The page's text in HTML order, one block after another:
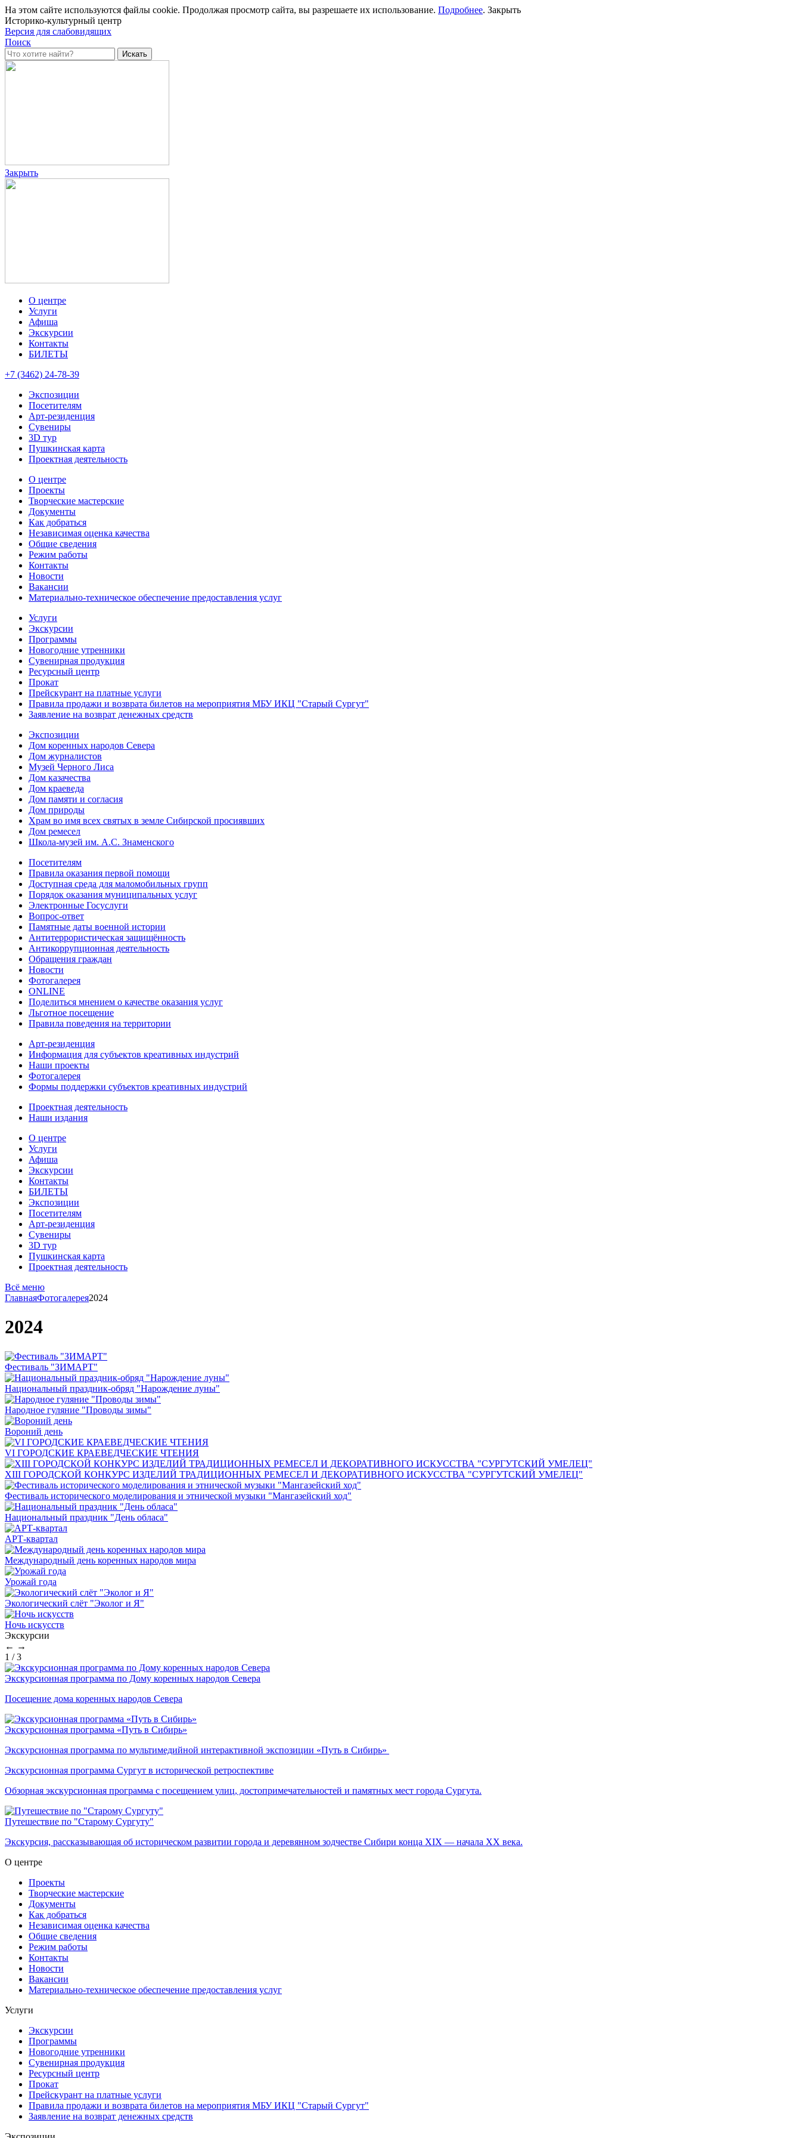
На этом сайте используются файлы cookie. Продолжая просмотр сайта, вы разрешаете их использование. Подробнее. Закрыть
Историко-культурный центр
Версия для слабовидящих
Поиск
Закрыть
О центре
Услуги
Афиша
Экскурсии
Контакты
БИЛЕТЫ
+7 (3462) 24-78-39
Экспозиции
Посетителям
Арт-резиденция
Сувениры
3D тур
Пушкинская карта
Проектная деятельность
О центре
Проекты
Творческие мастерские
Документы
Как добраться
Независимая оценка качества
Общие сведения
Режим работы
Контакты
Новости
Вакансии
Материально-техническое обеспечение предоставления услуг
Услуги
Экскурсии
Программы
Новогодние утренники
Сувенирная продукция
Ресурсный центр
Прокат
Прейскурант на платные услуги
Правила продажи и возврата билетов на мероприятия МБУ ИКЦ "Старый Сургут"
Заявление на возврат денежных средств
Экспозиции
Дом коренных народов Севера
Дом журналистов
Музей Черного Лиса
Дом казачества
Дом краеведа
Дом памяти и согласия
Дом природы
Храм во имя всех святых в земле Сибирской просиявших
Дом ремесел
Школа-музей им. А.С. Знаменского
Посетителям
Правила оказания первой помощи
Доступная среда для маломобильных групп
Порядок оказания муниципальных услуг
Электронные Госуслуги
Вопрос-ответ
Памятные даты военной истории
Антитеррористическая защищённость
Антикоррупционная деятельность
Обращения граждан
Новости
Фотогалерея
ONLINE
Поделиться мнением о качестве оказания услуг
Льготное посещение
Правила поведения на территории
Арт-резиденция
Информация для субъектов креативных индустрий
Наши проекты
Фотогалерея
Формы поддержки субъектов креативных индустрий
Проектная деятельность
Наши издания
О центре
Услуги
Афиша
Экскурсии
Контакты
БИЛЕТЫ
Экспозиции
Посетителям
Арт-резиденция
Сувениры
3D тур
Пушкинская карта
Проектная деятельность
Всё меню
ГлавнаяФотогалерея2024
2024
Фестиваль "ЗИМАРТ"
Национальный праздник-обряд "Нарождение луны"
Народное гуляние "Проводы зимы"
Вороний день
VI ГОРОДСКИЕ КРАЕВЕДЧЕСКИЕ ЧТЕНИЯ
XIII ГОРОДСКОЙ КОНКУРС ИЗДЕЛИЙ ТРАДИЦИОННЫХ РЕМЕСЕЛ И ДЕКОРАТИВНОГО ИСКУССТВА "СУРГУТСКИЙ УМЕЛЕЦ"
Фестиваль исторического моделирования и этнической музыки "Мангазейский ход"
Национальный праздник "День обласа"
АРТ-квартал
Международный день коренных народов мира
Урожай года
Экологический слёт "Эколог и Я"
Ночь искусств
Экскурсии
← →
1 / 3
Экскурсионная программа по Дому коренных народов Севера
Посещение дома коренных народов Севера
Экскурсионная программа «Путь в Сибирь»
Экскурсионная программа по мультимедийной интерактивной экспозиции «Путь в Сибирь»
Экскурсионная программа Сургут в исторической ретроспективе
Обзорная экскурсионная программа с посещением улиц, достопримечательностей и памятных мест города Сургута.
Путешествие по "Старому Сургуту"
Экскурсия, рассказывающая об историческом развитии города и деревянном зодчестве Сибири конца XIX — начала XX века.
О центре
Проекты
Творческие мастерские
Документы
Как добраться
Независимая оценка качества
Общие сведения
Режим работы
Контакты
Новости
Вакансии
Материально-техническое обеспечение предоставления услуг
Услуги
Экскурсии
Программы
Новогодние утренники
Сувенирная продукция
Ресурсный центр
Прокат
Прейскурант на платные услуги
Правила продажи и возврата билетов на мероприятия МБУ ИКЦ "Старый Сургут"
Заявление на возврат денежных средств